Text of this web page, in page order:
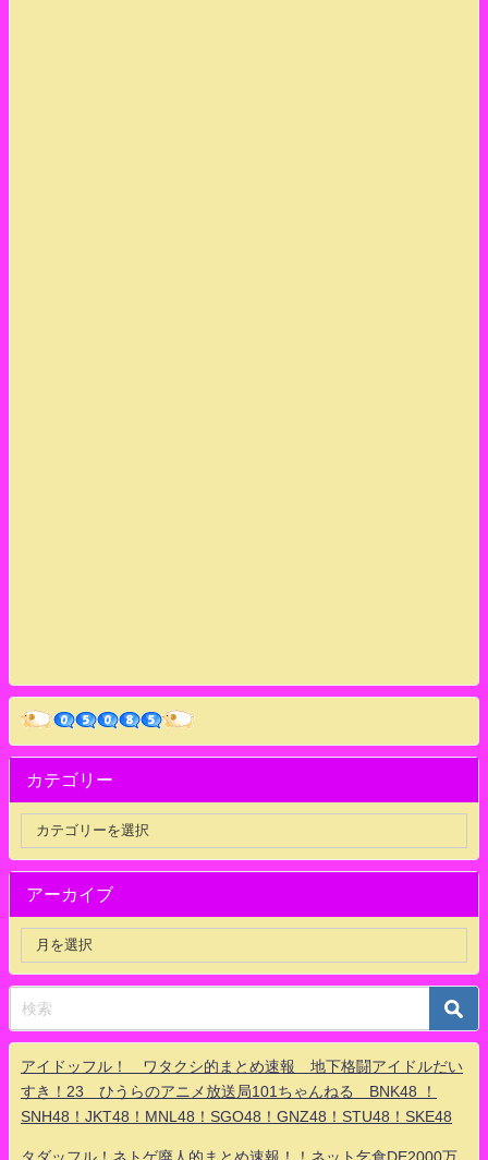
カテゴリー
アーカイブ
アイドッフル！ ワタクシ的まとめ速報 地下格闘アイドルだい
すき！23 ひうらのアニメ放送局101ちゃんねる BNK48 ！
SNH48！JKT48！MNL48！SGO48！GNZ48！STU48！SKE48